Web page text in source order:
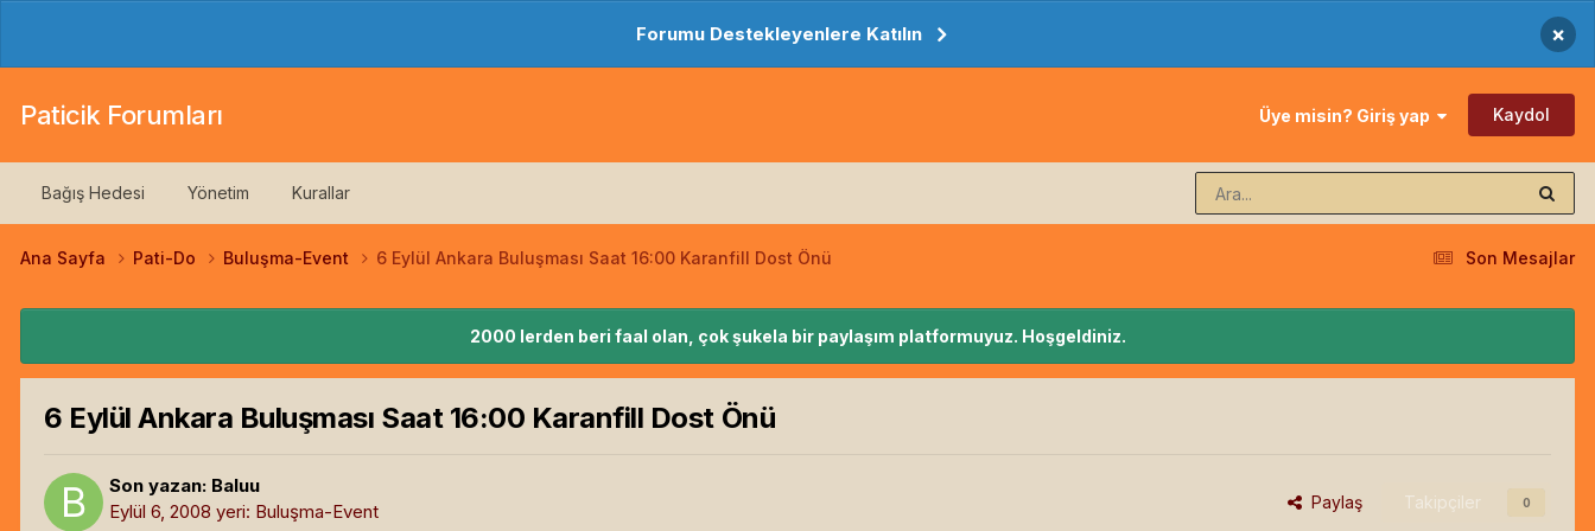
Forumu Destekleyenlere Katılın ×
Paticik Forumları Üye misin? Giriş yap Kaydol
Bağış Hedesi Yönetim Kurallar
Son Mesajlar
Ana Sayfa Pati-Do Buluşma-Event 6 Eylül Ankara Buluşması Saat 16:00 Karanfill Dost Önü
2000 lerden beri faal olan, çok şukela bir paylaşım platformuyuz. Hoşgeldiniz.
6 Eylül Ankara Buluşması Saat 16:00 Karanfill Dost Önü
Son yazan: Baluu
Eylül 6, 2008 yeri: Buluşma-Event Paylaş Takipçiler 0